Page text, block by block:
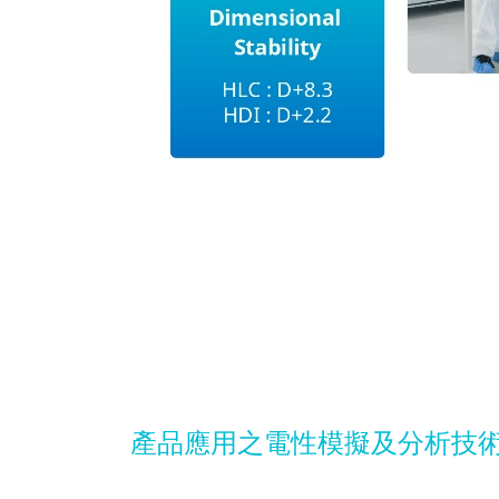
產品應用之電性模擬及分析技